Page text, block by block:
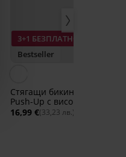
3+1 БЕЗПЛАТНО
Bestseller
Стягащи бикини Simple
Push-Up с висока талия
16,99 €(33,23 лв.)